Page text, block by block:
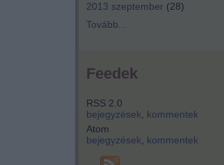
2013 szeptember (28)
Tovább
Feedek
RSS 2.0
bejegyzések
kommentek
Atom
bejegyzések
kommentek